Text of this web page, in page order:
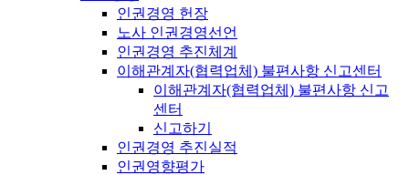
인권경영 헌장
노사 인권경영선언
인권경영 추진체계
이해관계자(협력업체) 불편사항 신고센터
이해관계자(협력업체) 불편사항 신고
센터
신고하기
인권경영 추진실적
인권영향평가